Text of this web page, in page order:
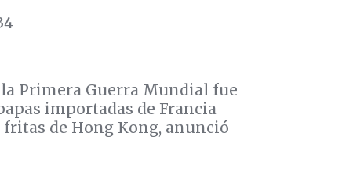
Primera Guerra Mundial fue
importadas de Francia
de Hong Kong, anunció